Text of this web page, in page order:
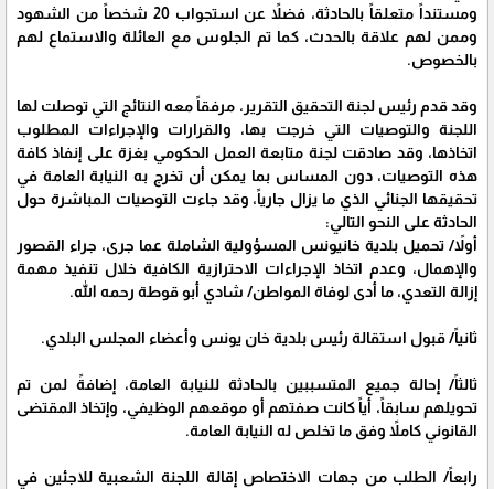
ومستنداً متعلقاً بالحادثة، فضلاً عن استجواب 20 شخصاً من الشهود
وممن لهم علاقة بالحدث، كما تم الجلوس مع العائلة والاستماع لهم
بالخصوص.
وقد قدم رئيس لجنة التحقيق التقرير، مرفقاً معه النتائج التي توصلت لها
اللجنة والتوصيات التي خرجت بها، والقرارات والإجراءات المطلوب
اتخاذها، وقد صادقت لجنة متابعة العمل الحكومي بغزة على إنفاذ كافة
هذه التوصيات، دون المساس بما يمكن أن تخرج به النيابة العامة في
تحقيقها الجنائي الذي ما يزال جارياً، وقد جاءت التوصيات المباشرة حول
الحادثة على النحو التالي:
أولاً/ تحميل بلدية خانيونس المسؤولية الشاملة عما جرى، جراء القصور
والإهمال، وعدم اتخاذ الإجراءات الاحترازية الكافية خلال تنفيذ مهمة
إزالة التعدي، ما أدى لوفاة المواطن/ شادي أبو قوطة رحمه الله.
ثانياً/ قبول استقالة رئيس بلدية خان يونس وأعضاء المجلس البلدي.
ثالثاً/ إحالة جميع المتسببين بالحادثة للنيابة العامة، إضافةً لمن تم
تحويلهم سابقاً، أياً كانت صفتهم أو موقعهم الوظيفي، وإتخاذ المقتضى
القانوني كاملاً وفق ما تخلص له النيابة العامة.
رابعاً/ الطلب من جهات الاختصاص إقالة اللجنة الشعبية للاجئين في